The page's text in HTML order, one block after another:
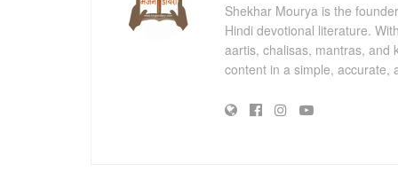
Shekhar Mourya is the
Hindi devotional literature.
aartis, chalisas, mantras, and
content in a simple, accurate,